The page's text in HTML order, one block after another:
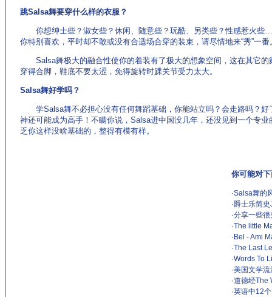
跳Salsa舞要穿什么样的衣服？
你想绅士些？淑女些？休闲、随意些？玩酷、另类些？性感惹火些
你特别喜欢，平时却不敢或没有合适场合穿的装束，请尽情地来“秀”一番
Salsa舞极大的融合性使你的着装有了极大的想象空间，这在其它的
穿得合脚，鞋底不要太涩，免得旋转时踝关节受力太大。
Salsa舞好学吗？
学Salsa舞不必担心没有任何舞蹈基础，你能站立吗？会走路吗？好
神还可能成为高手！不瞒你说，Salsa进中国没几年，还没见到一个专
乏你这样没啥基础的，整得有模有样。
你可能对
·Salsa舞的
·爵士乐简史
·分享一些
·The little
· Bel - Ami
·The Last
·Words To
·美国文学流
·道德经The
·英语中12